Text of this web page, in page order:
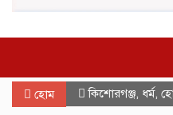
হোম কিশোরগঞ্জ, ধর্ম,